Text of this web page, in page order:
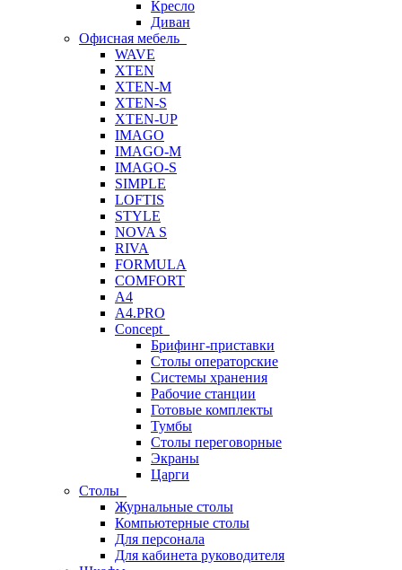
Кресло
Диван
Офисная мебель
WAVE
XTEN
XTEN-M
XTEN-S
XTEN-UP
IMAGO
IMAGO-M
IMAGO-S
SIMPLE
LOFTIS
STYLE
NOVA S
RIVA
FORMULA
COMFORT
A4
A4.PRO
Concept
Брифинг-приставки
Столы операторские
Системы хранения
Рабочие станции
Готовые комплекты
Тумбы
Столы переговорные
Экраны
Царги
Столы
Журнальные столы
Компьютерные столы
Для персонала
Для кабинета руководителя